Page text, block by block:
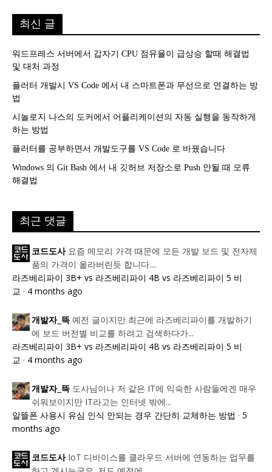
최신 글
워드프레스 서버에서 갑자기 CPU 점유율이 급상승 할때 해결법
및 대처 과정
플러터 개발시 VS Code 에서 내 스마트폰과 무선으로 연결하는 방
법
시놀로지 나스의 도커에서 어플리케이션의 자동 실행을 동작하게
하는 방법
플러터를 공부하면서 개발도구를 VS Code 로 바꿨습니다
Windows 의 Git Bash 에서 내 깃허브 저장소로 Push 안될 때 오류
해결법
최근 댓글
코드도사 요즘 메모리 가격 때문에 모든 개발 보드 및 전자제
품의 가격이 올라버린듯 합니다....
라즈베리파이 3B+ vs 라즈베리파이 4B vs 라즈베리파이 5 비
교 · 4 months ago
개발자_뜩 예전 글이지만 최근에 라즈베리파이를 개발하기
에 보드 버전별 비교를 하려고 검색하다가...
라즈베리파이 3B+ vs 라즈베리파이 4B vs 라즈베리파이 5 비
교 · 4 months ago
개발자_뜩 도사님이나 저 같은 IT에 익숙한 사람들에겐 매우
쉬워보이지만 IT라고는 인터넷 밖에...
알뜰폰 사용시 유심 인식 안되는 경우 간단히 교체하는 방법 · 5
months ago
코드도사 IoT 디바이스를 클라우드 서버에 연동하는 업무를